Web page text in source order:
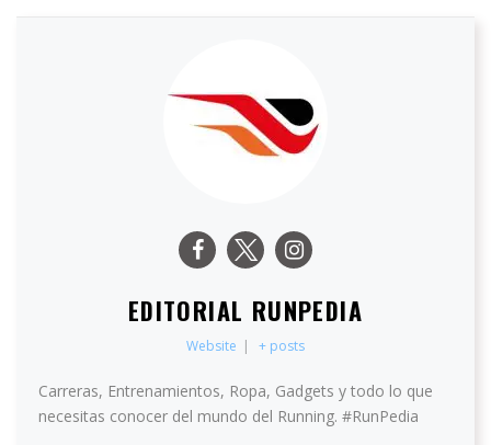
EDITORIAL RUNPEDIA
Website | + posts
Carreras, Entrenamientos, Ropa, Gadgets y todo lo que
necesitas conocer del mundo del Running. #RunPedia